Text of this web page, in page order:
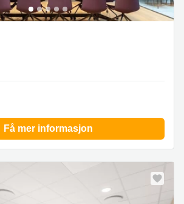
floor, Oslo
Få mer informasjon